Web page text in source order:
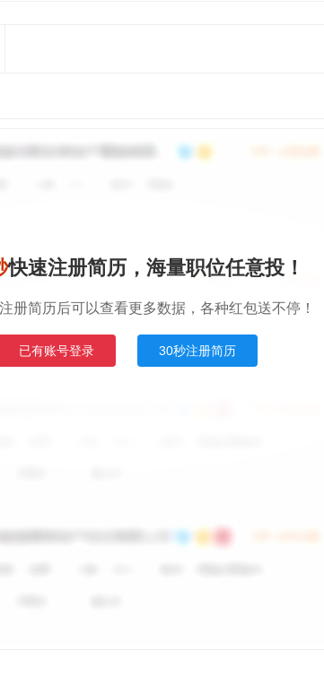
快速注册简历，海量职位任意投！
册简历后可以查看更多数据，各种红包送不停！
已有账号登录 30秒注册简历